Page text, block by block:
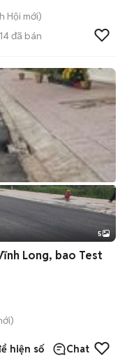
Hội mới)
đã bán
5
Long, bao Test
hiện số Chat